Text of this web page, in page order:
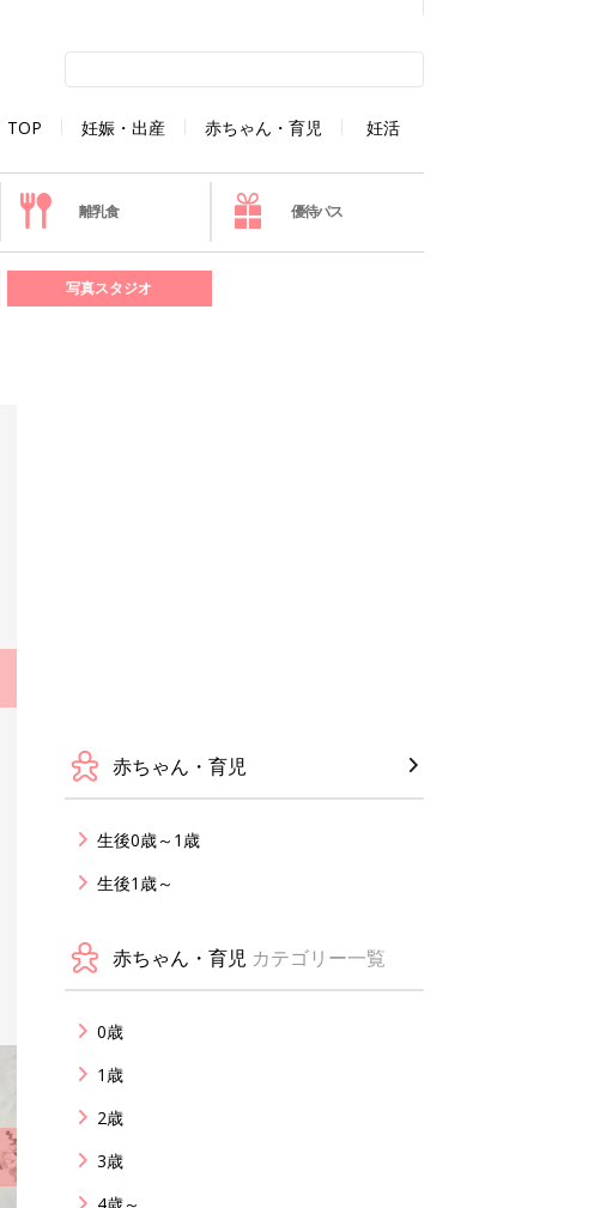
TOP 妊娠・出産 赤ちゃん・育児 妊活
離乳食 優待パス
写真スタジオ
赤ちゃん・育児
生後0歳～1歳
生後1歳～
赤ちゃん・育児 カテゴリー一覧
0歳
1歳
2歳
3歳